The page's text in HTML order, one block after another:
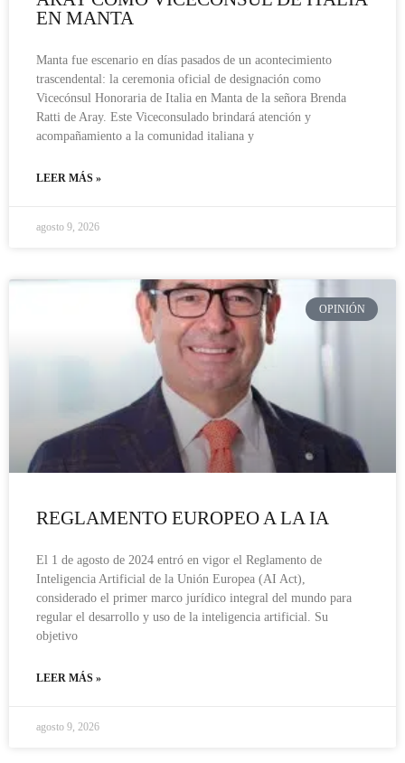
EN MANTA
Manta fue escenario en días pasados de un acontecimiento
trascendental: la ceremonia oficial de designación como
Vicecónsul Honoraria de Italia en Manta de la señora Brenda
Ratti de Aray. Este Viceconsulado brindará atención y
acompañamiento a la comunidad italiana y
LEER MÁS »
agosto 9, 2026
OPINIÓN
REGLAMENTO EUROPEO A LA IA
El 1 de agosto de 2024 entró en vigor el Reglamento de
Inteligencia Artificial de la Unión Europea (AI Act),
considerado el primer marco jurídico integral del mundo para
regular el desarrollo y uso de la inteligencia artificial. Su
objetivo
LEER MÁS »
agosto 9, 2026